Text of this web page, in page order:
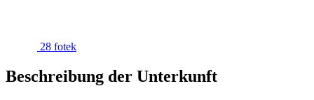
28 fotek
Beschreibung der Unterkunft